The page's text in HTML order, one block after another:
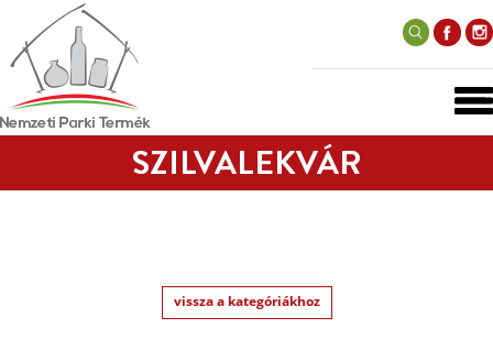
SZILVALEKVÁR
vissza a kategóriákhoz